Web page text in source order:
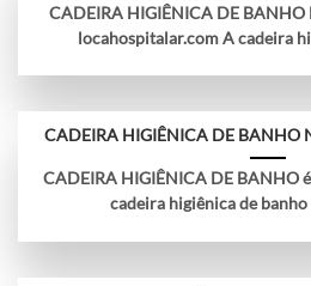
CADEIRA HIGIÊNICA DE BANHO
locahospitalar.com A cadeira
CADEIRA HIGIÊNICA DE BANHO
CADEIRA HIGIÊNICA DE BANHO
cadeira higiênica de